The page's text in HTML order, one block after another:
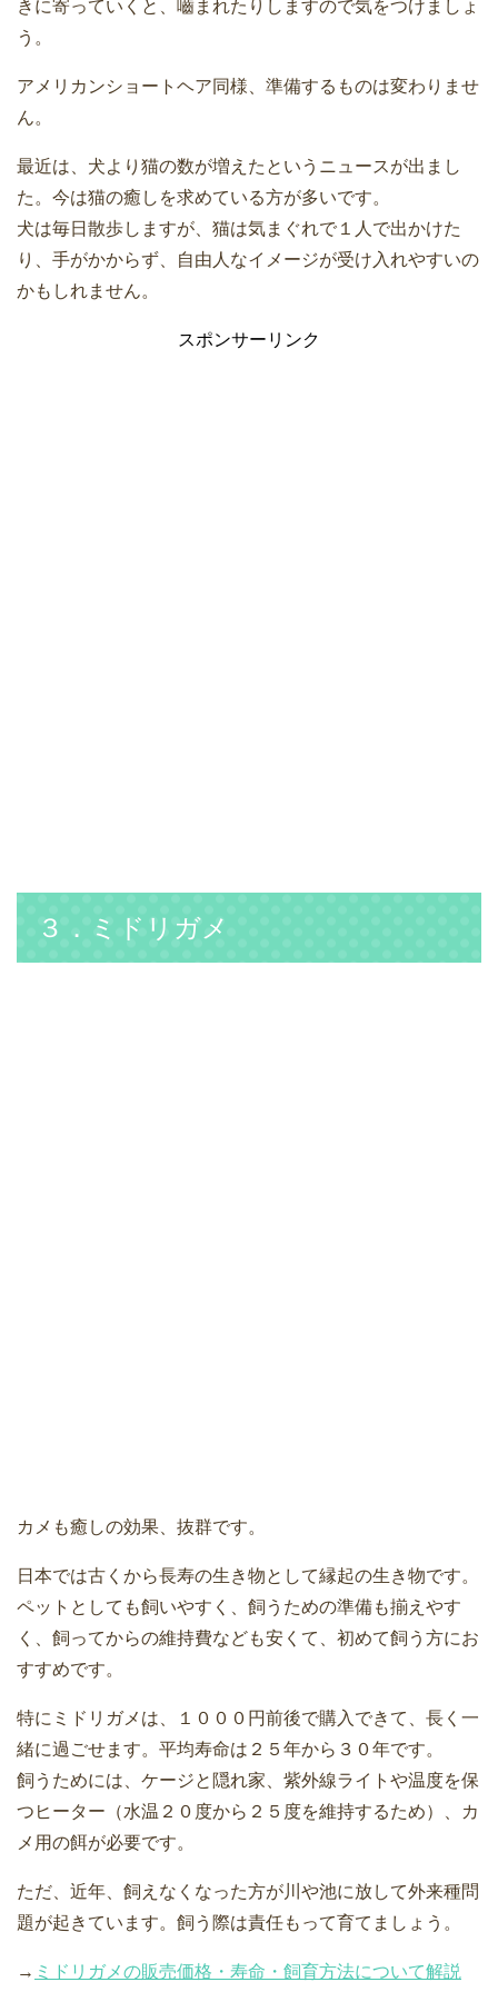
きに寄っていくと、嚙まれたりしますので気をつけましょ
う。
アメリカンショートヘア同様、準備するものは変わりませ
ん。
最近は、犬より猫の数が増えたというニュースが出まし
た。今は猫の癒しを求めている方が多いです。
犬は毎日散歩しますが、猫は気まぐれで１人で出かけた
り、手がかからず、自由人なイメージが受け入れやすいの
かもしれません。
スポンサーリンク
３．ミドリガメ
カメも癒しの効果、抜群です。
日本では古くから長寿の生き物として縁起の生き物です。
ペットとしても飼いやすく、飼うための準備も揃えやす
く、飼ってからの維持費なども安くて、初めて飼う方にお
すすめです。
特にミドリガメは、１０００円前後で購入できて、長く一
緒に過ごせます。平均寿命は２５年から３０年です。
飼うためには、ケージと隠れ家、紫外線ライトや温度を保
つヒーター（水温２０度から２５度を維持するため）、カ
メ用の餌が必要です。
ただ、近年、飼えなくなった方が川や池に放して外来種問
題が起きています。飼う際は責任もって育てましょう。
→ ミドリガメの販売価格・寿命・飼育方法について解説